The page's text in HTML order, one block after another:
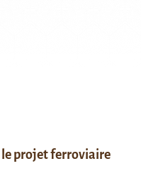
le projet ferroviaire